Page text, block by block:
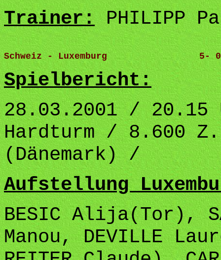
Trainer:PHILIPP
Schweiz - Luxemburg                 5-
Spielbericht:
28.03.2001 /
Hardturm / 8.600
(Dänemark) /
Aufstellung
BESIC Alija(Tor),
Manou, DEVILLE